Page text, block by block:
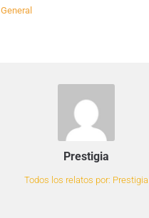
General
Prestigia
Todos los relatos por: Prestigia